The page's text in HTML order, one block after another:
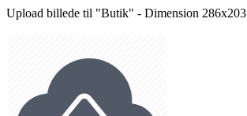
Upload billede til "Butik" - Dimension